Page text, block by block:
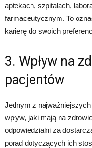
aptekach, szpitalach,
farmaceutycznym. To
karierę do swoich
3. Wpływ na
pacjentów
Jednym z
wpływ, jaki mają na
odpowiedzialni za
porad dotyczących ich